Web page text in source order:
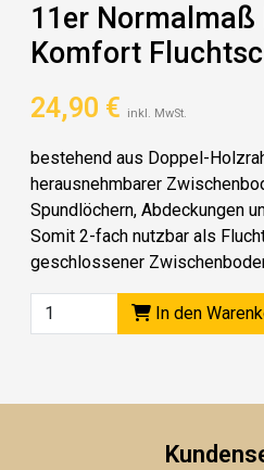
11er Normalmaß
Komfort
24,90 € inkl. MwSt.
bestehend aus Doppel-
herausnehmbarer
Spundlöchern, Abdeckungen
Somit 2-fach nutzbar als
geschlossener
In den